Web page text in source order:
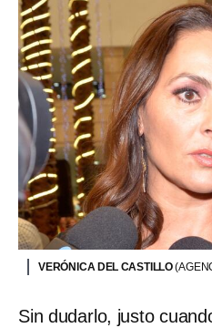
VERÓNICA DEL CASTILLO
Sin dudarlo, justo